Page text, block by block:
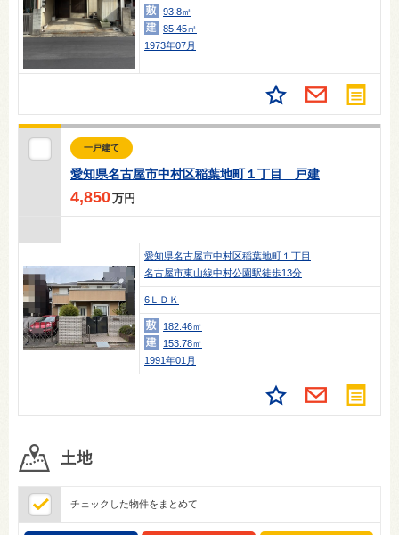
93.8㎡
85.45㎡
1973年07月
一戸建て
愛知県名古屋市中村区稲葉地町１丁目 戸建
4,850万円
愛知県名古屋市中村区稲葉地町１丁目
名古屋市東山線中村公園駅徒歩13分
6ＬＤＫ
182.46㎡
153.78㎡
1991年01月
チェックした物件をまとめて